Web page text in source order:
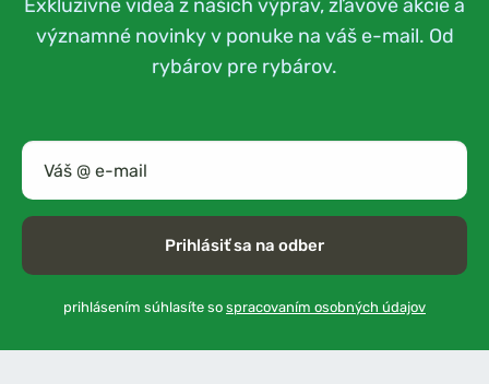
Exkluzívne videá z našich výprav, zľavové akcie a
významné novinky v ponuke na váš e-mail. Od
rybárov pre rybárov.
Prihlásiť sa na odber
prihlásením súhlasíte so spracovaním osobných údajov